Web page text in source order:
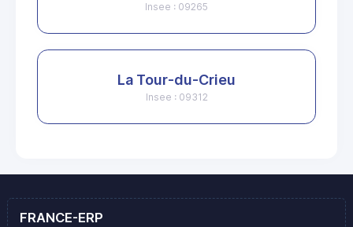
Insee : 09265
La Tour-du-Crieu
Insee : 09312
FRANCE-ERP